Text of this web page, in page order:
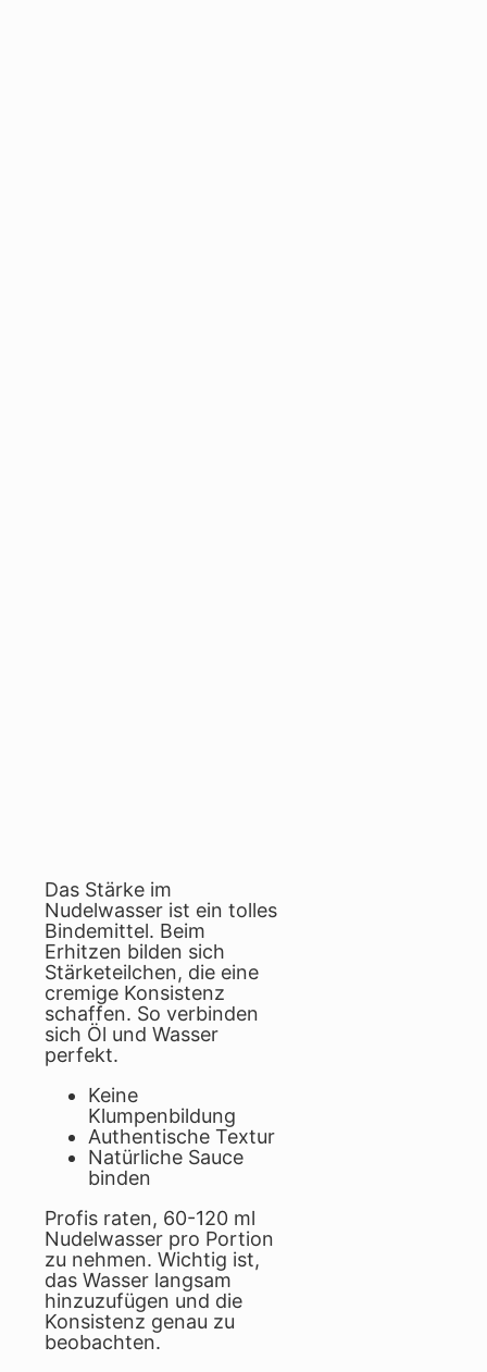
Das Stärke im
Nudelwasser ist ein tolles
Bindemittel. Beim
Erhitzen bilden sich
Stärketeilchen, die eine
cremige Konsistenz
schaffen. So verbinden
sich Öl und Wasser
perfekt.
Keine
Klumpenbildung
Authentische Textur
Natürliche Sauce
binden
Profis raten, 60-120 ml
Nudelwasser pro Portion
zu nehmen. Wichtig ist,
das Wasser langsam
hinzuzufügen und die
Konsistenz genau zu
beobachten.